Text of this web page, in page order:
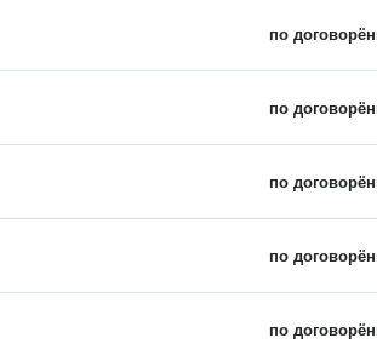
по
по
по
по
по